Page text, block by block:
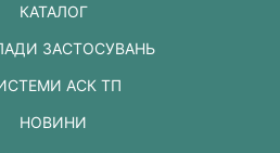
КАТАЛОГ
ЗАСТОСУВАНЬ
АСК ТП
НОВИНИ